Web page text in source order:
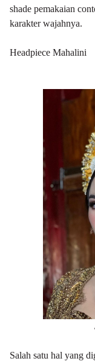
shade pemakaian
karakter wajahnya.
Headpiece Mahalini
Salah satu hal yang